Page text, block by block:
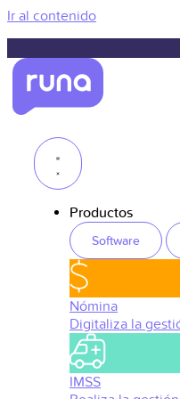
Ir al contenido
Productos
Software
Nómina
Digitaliza la
IMSS